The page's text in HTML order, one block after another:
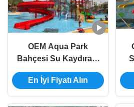
OEM Aqua Park
Bahçesi Su Kaydırağı
Fiberglas Büyük Su
Sıçrama Evi
En İyi Fiyatı Alın